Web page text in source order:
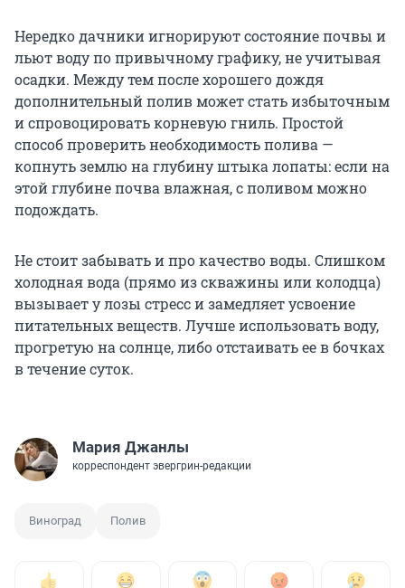
Нередко дачники игнорируют состояние почвы и
льют воду по привычному графику, не учитывая
осадки. Между тем после хорошего дождя
дополнительный полив может стать избыточным
и спровоцировать корневую гниль. Простой
способ проверить необходимость полива —
копнуть землю на глубину штыка лопаты: если на
этой глубине почва влажная, с поливом можно
подождать.
Не стоит забывать и про качество воды. Слишком
холодная вода (прямо из скважины или колодца)
вызывает у лозы стресс и замедляет усвоение
питательных веществ. Лучше использовать воду,
прогретую на солнце, либо отстаивать ее в бочках
в течение суток.
Мария Джанлы
корреспондент эвергрин-редакции
Виноград Полив